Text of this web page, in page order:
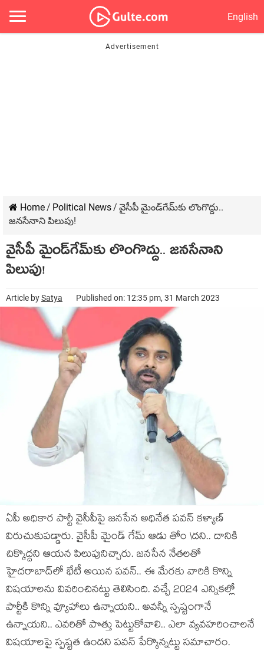
English
Home/ Political News/ వైసీపీ మైండ్‌గేమ్‌కు లొంగొద్దు..
జ‌న‌సేనాని పిలుపు!
వైసీపీ మైండ్‌గేమ్‌కు లొంగొద్దు.. జ‌న‌సేనాని
పిలుపు!
Article bySatya Published on: 12:35 pm, 31 March 2023
ఏపీ అధికార పార్టీ వైసీపీపై జ‌న‌సేన అధినేత ప‌వ‌న్ క‌ళ్యాణ్
విరుచుకుప‌డ్డారు. వైసీపీ మైండ్ గేమ్ ఆడు తోం \ద‌ని.. దానికి
చిక్కొద్ద‌ని ఆయ‌న పిలుపునిచ్చారు. జ‌న‌సేన నేత‌ల‌తో
హైద‌రాబాద్‌లో భేటీ అయిన ప‌వ‌న్‌.. ఈ మేర‌కు వారికి కొన్ని
విష‌యాల‌ను వివ‌రించిన‌ట్టు తెలిసింది. వ‌చ్చే 2024 ఎన్నిక‌ల్లో
పార్టీకి కొన్ని వ్యూహాలు ఉన్నాయ‌ని.. అవ‌న్నీ స్ప‌ష్టంగానే
ఉన్నాయ‌ని.. ఎవ‌రితో పొత్తు పెట్టుకోవాలి.. ఎలా వ్య‌వ‌హ‌రించాల‌నే
విష‌యాల‌పై స్ప‌ష్ట‌త ఉంద‌ని ప‌వ‌న్ పేర్కొన్న‌ట్టు స‌మాచారం.